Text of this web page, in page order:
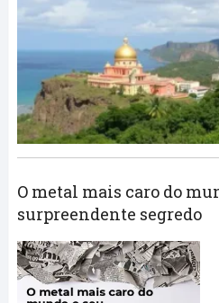
O metal mais caro do
surpreendente segredo